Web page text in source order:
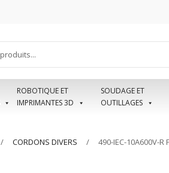
ROBOTIQUE ET
IMPRIMANTES 3D
SOUDAGE ET
OUTILLAGES
CORDONS DIVERS
490-IEC-10A600V-R